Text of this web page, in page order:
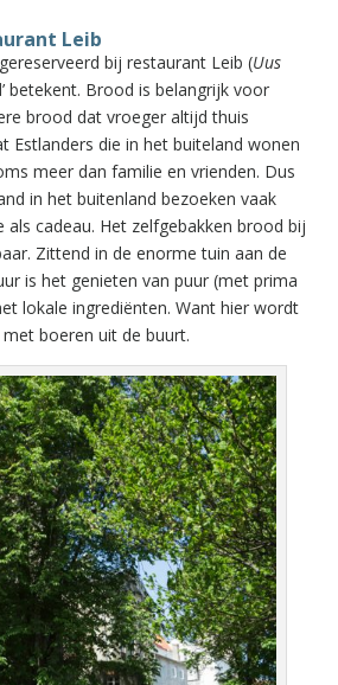
Leib
bij restaurant Leib (Uus
betekent. Brood is belangrijk voor
brood dat vroeger altijd thuis
Estlanders die in het buiteland wonen
meer dan familie en vrienden. Dus
in het buitenland bezoeken vaak
cadeau. Het zelfgebakken brood bij
Zittend in de enorme tuin aan de
is het genieten van puur (met prima
lokale ingrediënten. Want hier wordt
boeren uit de buurt.